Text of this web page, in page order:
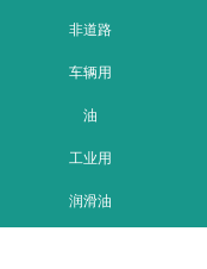
非道路
车辆用
油
工业用
润滑油